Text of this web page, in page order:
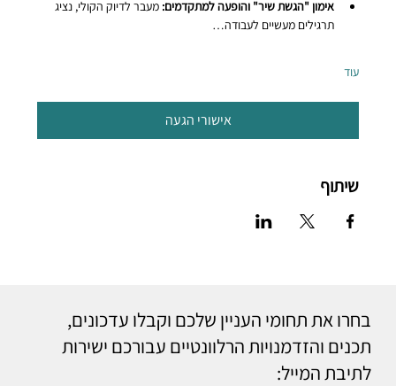
אימון "הגשת שיר" והופעה למתקדמים: מעבר לדיוק הקולי, נציג
תרגילים מעשיים לעבודה…
עוד
אישורי הגעה
שיתוף
בחרו את תחומי העניין שלכם וקבלו עדכונים,
תכנים והזדמנויות הרלוונטיים עבורכם ישירות
לתיבת המייל: